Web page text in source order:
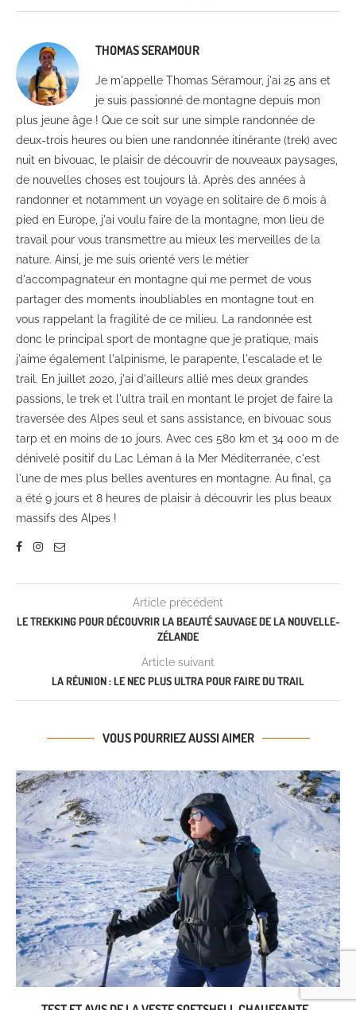
THOMAS SERAMOUR
Je m'appelle Thomas Séramour, j'ai 25 ans et
je suis passionné de montagne depuis mon
plus jeune âge ! Que ce soit sur une simple randonnée de
deux-trois heures ou bien une randonnée itinérante (trek) avec
nuit en bivouac, le plaisir de découvrir de nouveaux paysages,
de nouvelles choses est toujours là. Après des années à
randonner et notamment un voyage en solitaire de 6 mois à
pied en Europe, j'ai voulu faire de la montagne, mon lieu de
travail pour vous transmettre au mieux les merveilles de la
nature. Ainsi, je me suis orienté vers le métier
d'accompagnateur en montagne qui me permet de vous
partager des moments inoubliables en montagne tout en
vous rappelant la fragilité de ce milieu. La randonnée est
donc le principal sport de montagne que je pratique, mais
j'aime également l'alpinisme, le parapente, l'escalade et le
trail. En juillet 2020, j'ai d'ailleurs allié mes deux grandes
passions, le trek et l'ultra trail en montant le projet de faire la
traversée des Alpes seul et sans assistance, en bivouac sous
tarp et en moins de 10 jours. Avec ces 580 km et 34 000 m de
dénivelé positif du Lac Léman à la Mer Méditerranée, c'est
l'une de mes plus belles aventures en montagne. Au final, ça
a été 9 jours et 8 heures de plaisir à découvrir les plus beaux
massifs des Alpes !
Article précédent
LE TREKKING POUR DÉCOUVRIR LA BEAUTÉ SAUVAGE DE LA NOUVELLE-
ZÉLANDE
Article suivant
LA RÉUNION : LE NEC PLUS ULTRA POUR FAIRE DU TRAIL
VOUS POURRIEZ AUSSI AIMER